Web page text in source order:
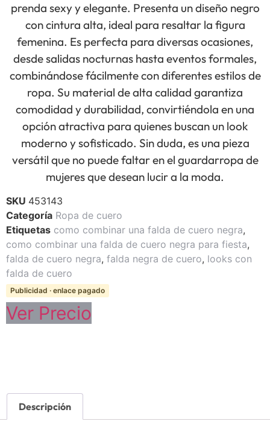
prenda sexy y elegante. Presenta un diseño negro
con cintura alta, ideal para resaltar la figura
femenina. Es perfecta para diversas ocasiones,
desde salidas nocturnas hasta eventos formales,
combinándose fácilmente con diferentes estilos de
ropa. Su material de alta calidad garantiza
comodidad y durabilidad, convirtiéndola en una
opción atractiva para quienes buscan un look
moderno y sofisticado. Sin duda, es una pieza
versátil que no puede faltar en el guardarropa de
mujeres que desean lucir a la moda.
SKU 453143
Categoría Ropa de cuero
Etiquetas como combinar una falda de cuero negra,
como combinar una falda de cuero negra para fiesta,
falda de cuero negra, falda negra de cuero, looks con
falda de cuero
Publicidad · enlace pagado
Ver Precio
Descripción